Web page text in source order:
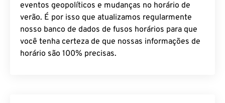
eventos geopolíticos e mudanças no horário de
verão. É por isso que atualizamos regularmente
nosso banco de dados de fusos horários para que
você tenha certeza de que nossas informações de
horário são 100% precisas.